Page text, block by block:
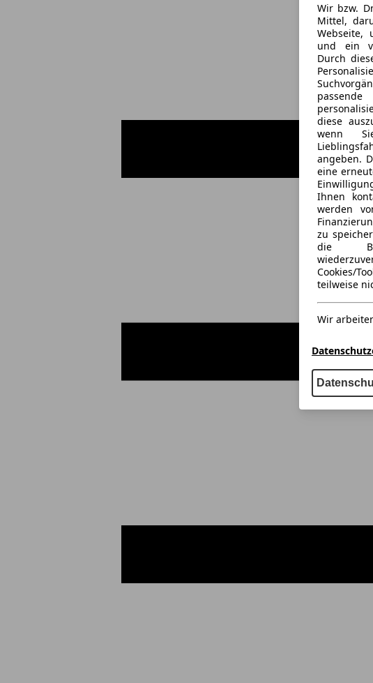
Wir bzw.
Mittel,
Webseite,
und ein
Durch
diese
wenn
angeben.
eine
Ihnen
werden
zu
die
Cookies/
teilweise
Wir